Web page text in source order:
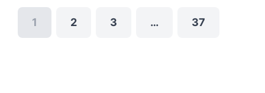
1 2 3 … 37